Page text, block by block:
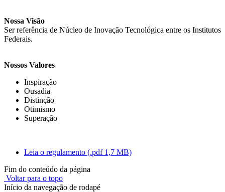
Nossa Visão
Ser referência de Núcleo de Inovação Tecnológica entre os Institutos
Federais.
Nossos Valores
Inspiração
Ousadia
Distinção
Otimismo
Superação
Leia o regulamento (.pdf 1,7 MB)
Fim do conteúdo da página
Voltar para o topo
Início da navegação de rodapé